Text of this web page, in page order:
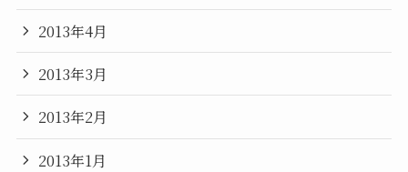
2013年4月
2013年3月
2013年2月
2013年1月